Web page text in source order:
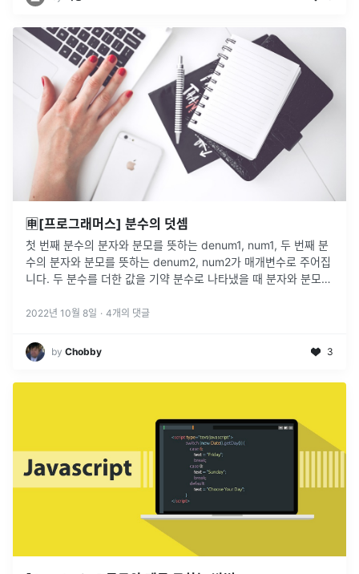
🈸[프로그래머스] 분수의 덧셈
첫 번째 분수의 분자와 분모를 뜻하는 denum1, num1, 두 번째 분
수의 분자와 분모를 뜻하는 denum2, num2가 매개변수로 주어집
니다. 두 분수를 더한 값을 기약 분수로 나타냈을 때 분자와 분모를
2022년 10월 8일 · 4개의 댓글
by Chobby 3